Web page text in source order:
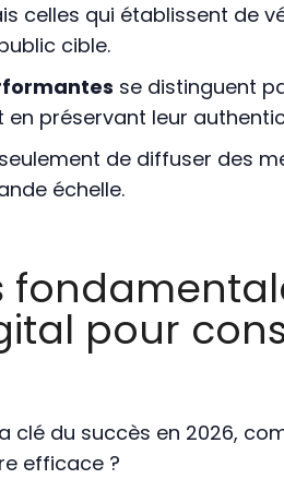
celles qui établissent de
cible.
se distinguent
préservant leur
de diffuser des
échelle.
pour
clé du succès en 2026,
efficace ?